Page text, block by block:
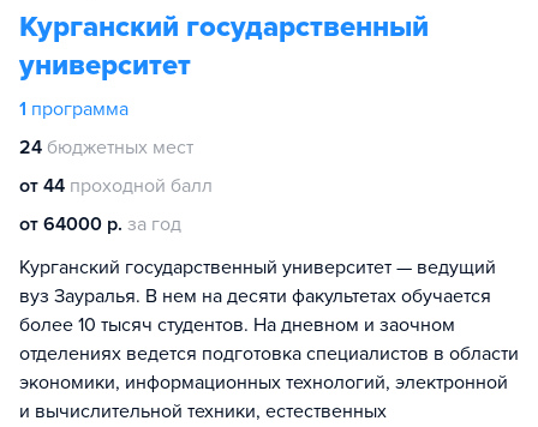
Курганский государственный
университет
1 программа
24 бюджетных мест
от 44 проходной балл
от 64000 р. за год
Курганский государственный университет — ведущий
вуз Зауралья. В нем на десяти факультетах обучается
более 10 тысяч студентов. На дневном и заочном
отделениях ведется подготовка специалистов в области
экономики, информационных технологий, электронной
и вычислительной техники, естественных